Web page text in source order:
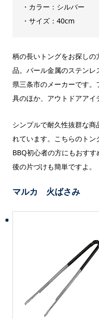
・カラー：シルバー
・サイズ：40cm
柄の長いトングをお探し
品。パール金属のステン
県三条市のメーカーです
具のほか、アウトドアアイ
シンプルで耐久性抜群な
れています。こちらのトン
BBQ初心者の方にもおす
後の片づけも簡単ですよ。
マルカ 火ばさみ